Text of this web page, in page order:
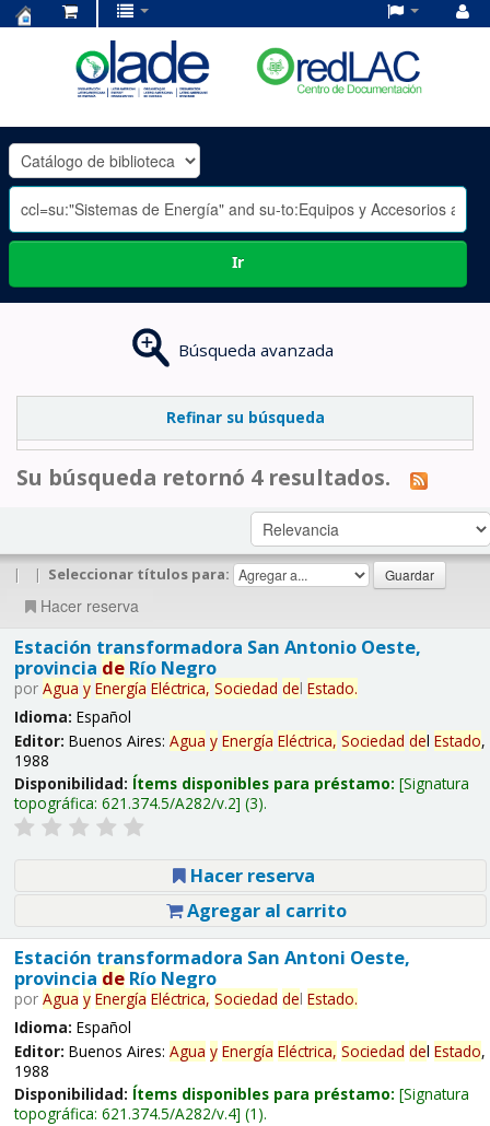
OLADE
-
Ir
Búsqueda avanzada
Refinar su búsqueda
Su búsqueda retornó 4 resultados.
| | Seleccionar títulos para:
Hacer reserva
Estación transformadora San Antonio Oeste,
provincia deRío Negro
por Agua y Energía Eléctrica, Sociedad del Estado.
Idioma: Español
Editor: Buenos Aires: Agua y Energía Eléctrica, Sociedad del Estado,
1988
Disponibilidad: Ítems disponibles para préstamo: Signatura
topográfica: 621.374.5/A282/v.2 (3).
Hacer reserva
Agregar al carrito
Estación transformadora San Antoni Oeste,
provincia deRío Negro
por Agua y Energía Eléctrica, Sociedad del Estado.
Idioma: Español
Editor: Buenos Aires: Agua y Energía Eléctrica, Sociedad del Estado,
1988
Disponibilidad: Ítems disponibles para préstamo: Signatura
topográfica: 621.374.5/A282/v.4 (1).